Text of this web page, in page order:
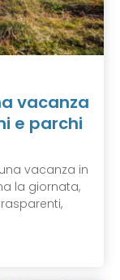
vacanza
e parchi
vacanza in
la giornata,